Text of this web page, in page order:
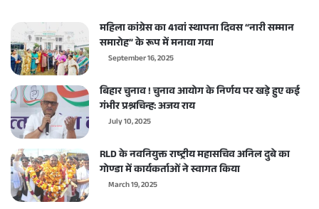
महिला कांग्रेस का 41वां स्थापना दिवस “नारी सम्मान
समारोह” के रूप में मनाया गया
September 16, 2025
बिहार चुनाव ! चुनाव आयोग के निर्णय पर खड़े हुए कई
गंभीर प्रश्नचिन्ह: अजय राय
July 10, 2025
RLD के नवनियुक्त राष्ट्रीय महासचिव अनिल दुबे का
गोण्डा में कार्यकर्ताओं ने स्वागत किया
March 19, 2025